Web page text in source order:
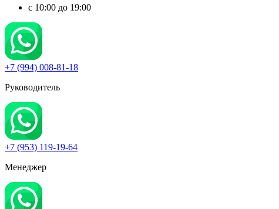
c 10:00 до 19:00
+7 (994) 008-81-18
Руководитель
+7 (953) 119-19-64
Менеджер